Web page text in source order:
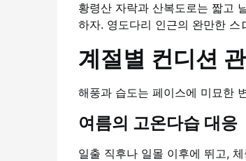
황령산 자락과 산복도로는 짧고
하자. 영도다리 인근의 완만한
계절별 컨디션
해풍과 습도는 페이스에 미묘한
여름의 고온다습 대응
일출 직후나 일몰 이후에 뛰고,